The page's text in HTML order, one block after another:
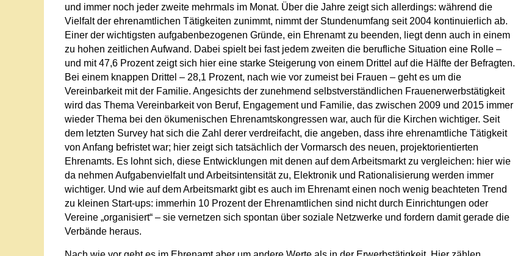
und immer noch jeder zweite mehrmals im Monat. Über die Jahre zeigt sich allerdings: während die
Vielfalt der ehrenamtlichen Tätigkeiten zunimmt, nimmt der Stundenumfang seit 2004 kontinuierlich ab.
Einer der wichtigsten aufgabenbezogenen Gründe, ein Ehrenamt zu beenden, liegt denn auch in einem
zu hohen zeitlichen Aufwand. Dabei spielt bei fast jedem zweiten die berufliche Situation eine Rolle –
und mit 47,6 Prozent zeigt sich hier eine starke Steigerung von einem Drittel auf die Hälfte der Befragten.
Bei einem knappen Drittel – 28,1 Prozent, nach wie vor zumeist bei Frauen – geht es um die
Vereinbarkeit mit der Familie. Angesichts der zunehmend selbstverständlichen Frauenerwerbstätigkeit
wird das Thema Vereinbarkeit von Beruf, Engagement und Familie, das zwischen 2009 und 2015 immer
wieder Thema bei den ökumenischen Ehrenamtskongressen war, auch für die Kirchen wichtiger. Seit
dem letzten Survey hat sich die Zahl derer verdreifacht, die angeben, dass ihre ehrenamtliche Tätigkeit
von Anfang befristet war; hier zeigt sich tatsächlich der Vormarsch des neuen, projektorientierten
Ehrenamts. Es lohnt sich, diese Entwicklungen mit denen auf dem Arbeitsmarkt zu vergleichen: hier wie
da nehmen Aufgabenvielfalt und Arbeitsintensität zu, Elektronik und Rationalisierung werden immer
wichtiger. Und wie auf dem Arbeitsmarkt gibt es auch im Ehrenamt einen noch wenig beachteten Trend
zu kleinen Start-ups: immerhin 10 Prozent der Ehrenamtlichen sind nicht durch Einrichtungen oder
Vereine „organisiert“ – sie vernetzen sich spontan über soziale Netzwerke und fordern damit gerade die
Verbände heraus.